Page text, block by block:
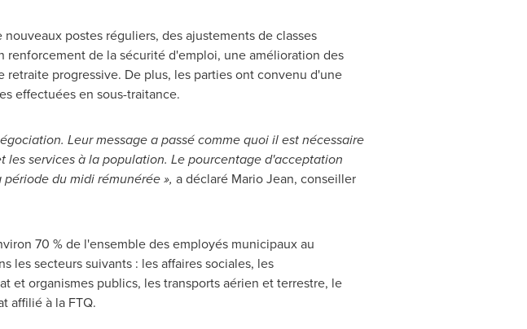
postes réguliers, des ajustements de classes
renforcement de la sécurité d'emploi, une amélioration des
progressive. De plus, les parties ont convenu d'une
effectuées en sous-traitance.
Leur message a passé comme quoi il est nécessaire
services à la population. Le pourcentage d'acceptation
du midi rémunérée », a déclaré Mario Jean, conseiller
70 % de l'ensemble des employés municipaux au
les secteurs suivants : les affaires sociales, les
et organismes publics, les transports aérien et terrestre, le
affilié à la FTQ.